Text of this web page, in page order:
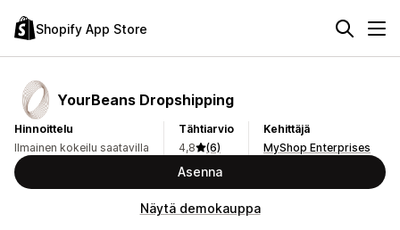
Shopify App Store
YourBeans Dropshipping
Hinnoittelu
Ilmainen kokeilu saatavilla
Tähtiarvio
4,8
(6)
Kehittäjä
MyShop Enterprises
Asenna
Näytä demokauppa